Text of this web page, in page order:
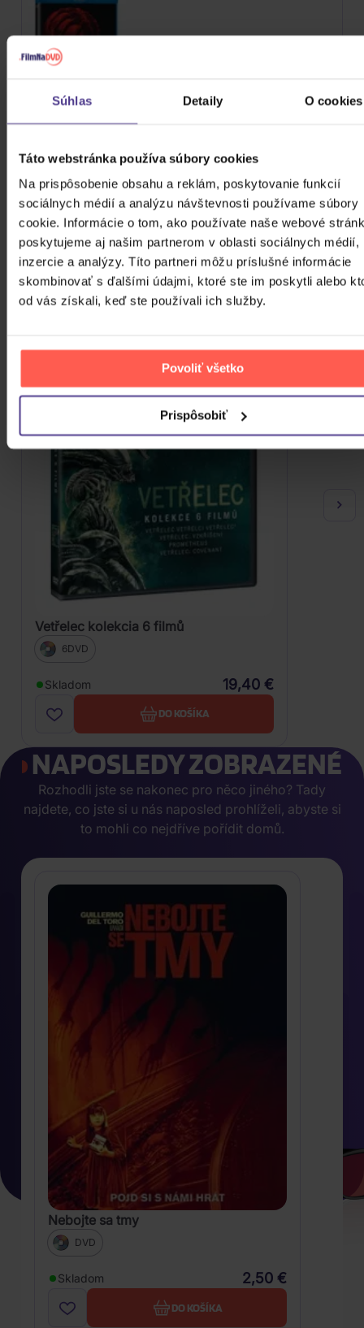
Súhlas Detaily O cookies
Táto webstránka používa súbory cookies
Na prispôsobenie obsahu a reklám, poskytovanie funkcií
sociálnych médií a analýzu návštevnosti používame súbory
cookie. Informácie o tom, ako používate naše webové
poskytujeme aj našim partnerom v oblasti sociálnych médií,
inzercie a analýzy. Títo partneri môžu príslušné informácie
skombinovať s ďalšími údajmi, ktoré ste im poskytli alebo
od vás získali, keď ste používali ich služby.
Povoliť všetko
Prispôsobiť
Skladom
PODOBNÉ PRODUKTY
Do nálady sa vám možno trafia aj nasledujúce
kusovky. Mrknite na ne.
Vetřelec kolekcia 6 filmů
6DVD
Skladom 19,40 €
DO KOŠÍKA
NAPOSLEDY ZOBRAZENÉ
Rozhodli jste se nakonec pro něco jiného? Tady
najdete, co jste si u nás naposled prohlíželi, abyste si
to mohli co nejdříve pořídit domů.
Nebojte sa tmy
DVD
Skladom 2,50 €
DO KOŠÍKA